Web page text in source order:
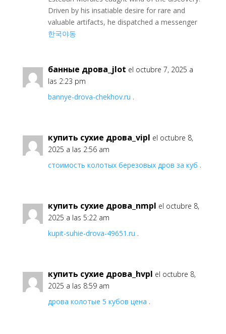
Driven by his insatiable desire for rare and
valuable artifacts, he dispatched a messenger
한국야동
банные дрова_jlot el octubre 7, 2025 a
las 2:23 pm
bannye-drova-chekhov.ru .
купить сухие дрова_vipl el octubre 8,
2025 a las 2:56 am
стоимость колотых березовых дров за куб .
купить сухие дрова_nmpl el octubre 8,
2025 a las 5:22 am
kupit-suhie-drova-49651.ru .
купить сухие дрова_hvpl el octubre 8,
2025 a las 8:59 am
дрова колотые 5 кубов цена .